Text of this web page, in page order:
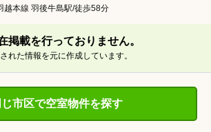
越本線 羽後牛島駅/徒歩58分
掲載を行っておりません。
れた情報を元に作成しています。
じ市区で空室物件を探す